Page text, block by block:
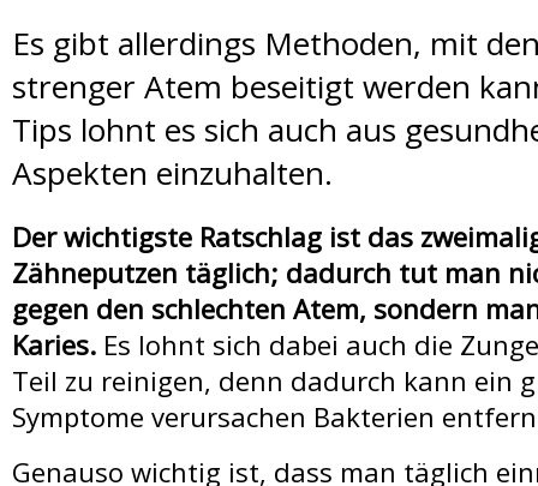
Es gibt allerdings Methoden, mit
strenger Atem beseitigt werden
Tips lohnt es sich auch aus
Aspekten einzuhalten.
Der wichtigste Ratschlag ist das
Zähneputzen täglich; dadurch tut man
gegen den schlechten Atem, sondern
Karies. Es lohnt sich dabei auch die
Teil zu reinigen, denn dadurch kann ein
Symptome verursachen Bakterien
Genauso wichtig ist, dass man täglich